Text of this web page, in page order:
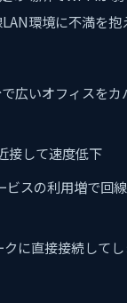
環境に不満を抱
で広いオフィスをカ
接して速度低下
ビスの利用増で回
クに直接接続して